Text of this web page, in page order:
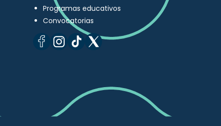
Programas educativos
Convocatorias